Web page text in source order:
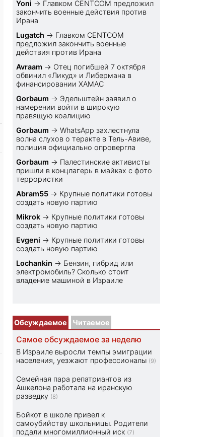
Yoni → Главком CENTCOM предложил
закончить военные действия против
Ирана
Lugatch → Главком CENTCOM
предложил закончить военные
действия против Ирана
Avraam → Отец погибшей 7 октября
обвинил «Ликуд» и Либермана в
финансировании ХАМАС
Gorbaum → Эдельштейн заявил о
намерении войти в широкую
правящую коалицию
Gorbaum →WhatsApp захлестнула
волна слухов о теракте в Тель-Авиве,
полиция официально опровергла
Gorbaum → Палестинские активисты
пришли в концлагерь в майках с фото
террористки
Abram55 → Крупные политики готовы
создать новую партию
Mikrok → Крупные политики готовы
создать новую партию
Evgeni → Крупные политики готовы
создать новую партию
Lochankin → Бензин, гибрид или
электромобиль? Cколько стоит
владение машиной в Израиле
Обсуждаемое Читаемое
Самое обсуждаемое за неделю
В Израиле выросли темпы эмиграции
населения, уезжают профессионалы (9)
Семейная пара репатриантов из
Ашкелона работала на иранскую
разведку (8)
Бойкот в школе привел к
самоубийству школьницы. Родители
подали многомиллионный иск (7)